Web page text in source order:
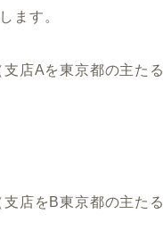
ます。
店Aを東京都の主た
店をB東京都の主た